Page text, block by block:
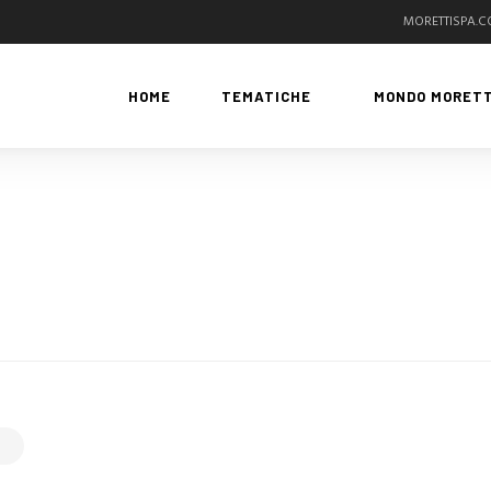
HOME TEMATICHE MONDO